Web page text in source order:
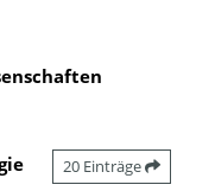
20 Einträge